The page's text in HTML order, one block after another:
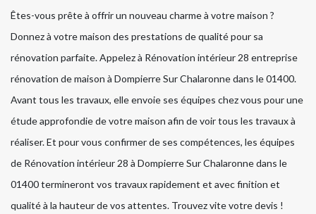
Êtes-vous prête à offrir un nouveau charme à votre maison ?
Donnez à votre maison des prestations de qualité pour sa
rénovation parfaite. Appelez à Rénovation intérieur 28 entreprise
rénovation de maison à Dompierre Sur Chalaronne dans le 01400.
Avant tous les travaux, elle envoie ses équipes chez vous pour une
étude approfondie de votre maison afin de voir tous les travaux à
réaliser. Et pour vous confirmer de ses compétences, les équipes
de Rénovation intérieur 28 à Dompierre Sur Chalaronne dans le
01400 termineront vos travaux rapidement et avec finition et
qualité à la hauteur de vos attentes. Trouvez vite votre devis !